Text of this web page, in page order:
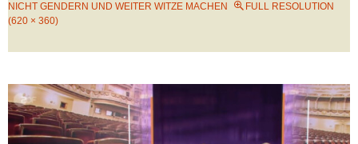
NICHT GENDERN UND WEITER WITZE MACHEN
FULL RESOLUTION
(620 × 360)